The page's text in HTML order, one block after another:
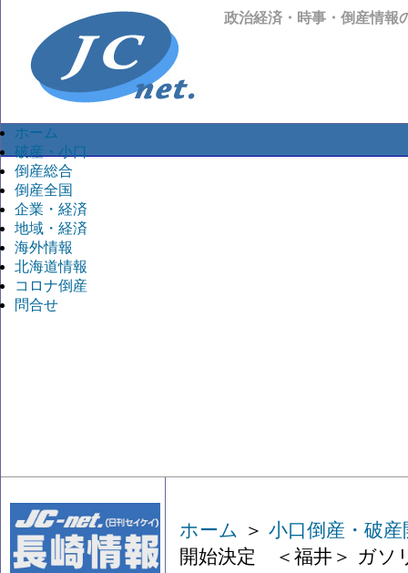
政治経済・時事・倒産情報
ホーム
破産・小口
倒産総合
倒産全国
企業・経済
地域・経済
海外情報
北海道情報
コロナ倒産
問合せ
ホーム ＞ 小口倒産・破産
開始決定 ＜福井＞ ガソ